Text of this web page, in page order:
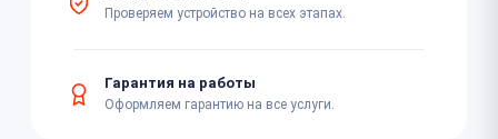
Проверяем устройство на всех этапах.
Гарантия на работы
Оформляем гарантию на все услуги.